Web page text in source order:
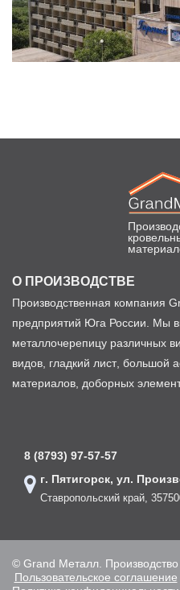
О ПРОИЗВОДСТВЕ
Производственная компания
предприятий Юга России. Мы
металлочерепицу различных
видов, гладкий лист, большой
материалов, доборных
8 (8793) 97-57-57
г. Пятигорск, ул.
Ставропольский край,
© Grand Металл.
Пользовательское соглашение